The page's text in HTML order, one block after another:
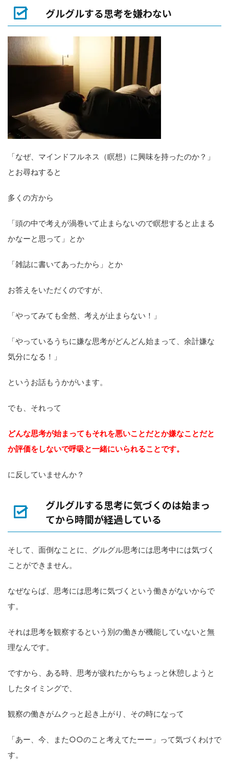
グルグルする思考を嫌わない
「なぜ、マインドフルネス（瞑想）に興味を持ったのか？」
とお尋ねすると
多くの方から
「頭の中で考えが渦巻いて止まらないので瞑想すると止まる
かなーと思って」とか
「雑誌に書いてあったから」とか
お答えをいただくのですが、
「やってみても全然、考えが止まらない！」
「やっているうちに嫌な思考がどんどん始まって、余計嫌な
気分になる！」
というお話もうかがいます。
でも、それって
どんな思考が始まってもそれを悪いことだとか嫌なことだと
か評価をしないで呼吸と一緒にいられることです。
に反していませんか？
グルグルする思考に気づくのは始まっ
てから時間が経過している
そして、面倒なことに、グルグル思考には思考中には気づく
ことができません。
なぜならば、思考には思考に気づくという働きがないからで
す。
それは思考を観察するという別の働きが機能していないと無
理なんです。
ですから、ある時、思考が疲れたからちょっと休憩しようと
したタイミングで、
観察の働きがムクっと起き上がり、その時になって
「あー、今、また○○のこと考えてたーー」って気づくわけで
す。